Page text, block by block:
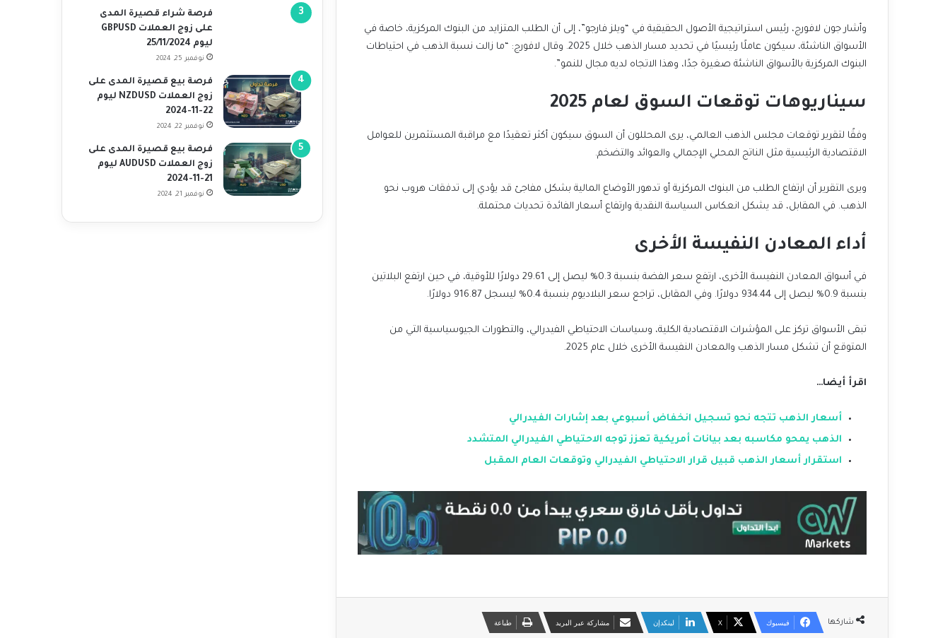
وأشار جون لافورج، رئيس استراتيجية الأصول الحقيقية في “ويلز فارجو”، إلى أن الطلب المتزايد من البنوك المركزية، خاصة في
الأسواق الناشئة، سيكون عاملًا رئيسيًا في تحديد مسار الذهب خلال 2025. وقال لافورج: “ما زالت نسبة الذهب في احتياطات
البنوك المركزية بالأسواق الناشئة صغيرة جدًا، وهذا الاتجاه لديه مجال للنمو”.
سيناريوهات توقعات السوق لعام 2025
وفقًا لتقرير توقعات مجلس الذهب العالمي، يرى المحللون أن السوق سيكون أكثر تعقيدًا مع مراقبة المستثمرين للعوامل
الاقتصادية الرئيسية مثل الناتج المحلي الإجمالي والعوائد والتضخم.
ويرى التقرير أن ارتفاع الطلب من البنوك المركزية أو تدهور الأوضاع المالية بشكل مفاجئ قد يؤدي إلى تدفقات هروب نحو
الذهب. في المقابل، قد يشكل انعكاس السياسة النقدية وارتفاع أسعار الفائدة تحديات محتملة.
أداء المعادن النفيسة الأخرى
في أسواق المعادن النفيسة الأخرى، ارتفع سعر الفضة بنسبة 0.3% ليصل إلى 29.61 دولارًا للأوقية، في حين ارتفع البلاتين
بنسبة 0.9% ليصل إلى 934.44 دولارًا. وفي المقابل، تراجع سعر البلاديوم بنسبة 0.4% ليسجل 916.87 دولارًا.
تبقى الأسواق تركز على المؤشرات الاقتصادية الكلية، وسياسات الاحتياطي الفيدرالي، والتطورات الجيوسياسية التي من
المتوقع أن تشكل مسار الذهب والمعادن النفيسة الأخرى خلال عام 2025.
اقرأ أيضا…
أسعار الذهب تتجه نحو تسجيل انخفاض أسبوعي بعد إشارات الفيدرالي
الذهب يمحو مكاسبه بعد بيانات أمريكية تعزز توجه الاحتياطي الفيدرالي المتشدد
استقرار أسعار الذهب قبيل قرار الاحتياطي الفيدرالي وتوقعات العام المقبل
شاركها فيسبوك ‫X لينكدإن مشاركة عبر البريد طباعة
فرصة شراء قصيرة المدى
على زوج العملات GBPUSD
ليوم 25/11/2024
نوفمبر 25, 2024
فرصة بيع قصيرة المدى على
زوج العملات NZDUSD ليوم
22-11-2024
نوفمبر 22, 2024
فرصة بيع قصيرة المدى على
زوج العملات AUDUSD ليوم
21-11-2024
نوفمبر 21, 2024